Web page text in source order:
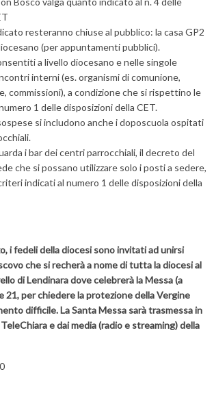
resteranno chiuse al pubblico: la casa GP2
(per appuntamenti pubblici).
a livello diocesano e nelle singole
interni (es. organismi di comunione,
commissioni), a condizione che si rispettino le
1 delle disposizioni della CET.
si includono anche i doposcuola ospitati
i bar dei centri parrocchiali, il decreto del
che si possano utilizzare solo i posti a sedere,
indicati al numero 1 delle disposizioni della
i fedeli della diocesi sono invitati ad unirsi
che si recherà a nome di tutta la diocesi al
di Lendinara dove celebrerà la Messa (a
21, per chiedere la protezione della Vergine
difficile. La Santa Messa sarà trasmessa in
e dai media (radio e streaming) della